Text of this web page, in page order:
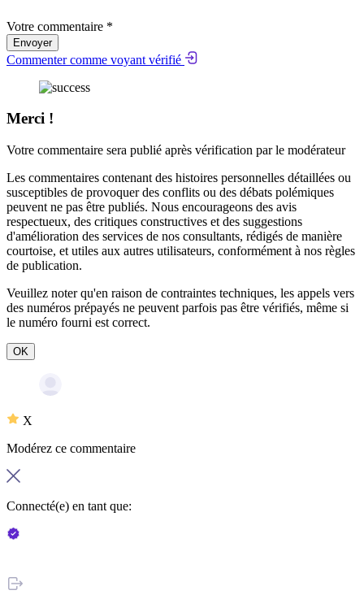
Votre commentaire *
Envoyer
Commenter comme voyant vérifié
Merci !
Votre commentaire sera publié après vérification par le modérateur
Les commentaires contenant des histoires personnelles détaillées ou
susceptibles de provoquer des conflits ou des débats polémiques
peuvent ne pas être publiés. Nous encourageons des avis
respectueux, des critiques constructives et des suggestions
d'amélioration des services de nos consultants, rédigés de manière
courtoise, et utiles aux autres utilisateurs, conformément à nos règles
de publication.
Veuillez noter qu'en raison de contraintes techniques, les appels vers
des numéros prépayés ne peuvent parfois pas être vérifiés, même si
le numéro fourni est correct.
OK
X
Modérez ce commentaire
Connecté(e) en tant que: